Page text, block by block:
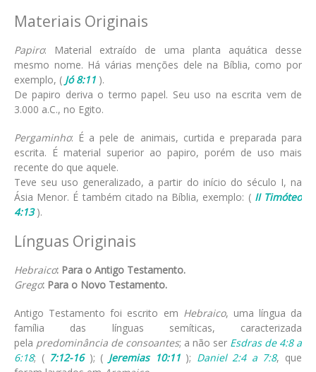
Materiais Originais
Papiro: Material extraído de uma planta aquática desse
mesmo nome. Há várias menções dele na Bíblia, como por
exemplo, ( Jó 8:11 ).
De papiro deriva o termo papel. Seu uso na escrita vem de
3.000 a.C., no Egito.
Pergaminho: É a pele de animais, curtida e preparada para
escrita. É material superior ao papiro, porém de uso mais
recente do que aquele.
Teve seu uso generalizado, a partir do início do século I, na
Ásia Menor. É também citado na Bíblia, exemplo: ( II Timóteo
4:13).
Línguas Originais
Hebraico: Para o Antigo Testamento.
Grego: Para o Novo Testamento.
Antigo Testamento foi escrito em Hebraico, uma língua da
família das línguas semíticas, caracterizada
pela predominância de consoantes; a não ser Esdras de 4:8 a
6:18; ( 7:12-16); ( Jeremias 10:11); Daniel 2:4 a 7:8, que